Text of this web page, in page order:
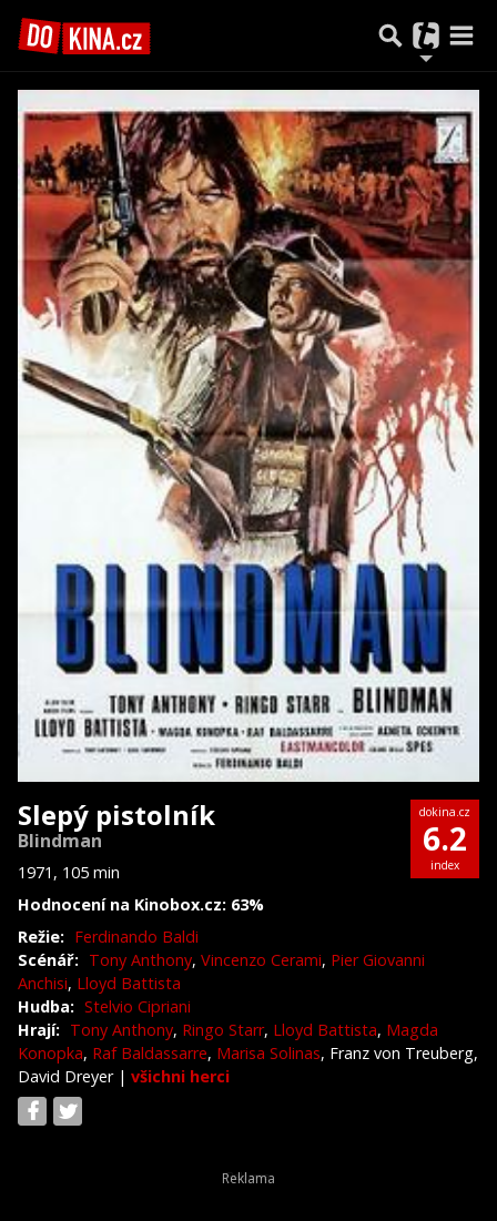
Slepý pistolník
Blindman
1971, 105 min
Hodnocení na Kinobox.cz: 63%
dokina.cz
6.2
index
Režie: Ferdinando Baldi
Scénář: Tony Anthony, Vincenzo Cerami, Pier Giovanni
Anchisi, Lloyd Battista
Hudba: Stelvio Cipriani
Hrají: Tony Anthony, Ringo Starr, Lloyd Battista, Magda
Konopka, Raf Baldassarre, Marisa Solinas, Franz von Treuberg,
David Dreyer | všichni herci